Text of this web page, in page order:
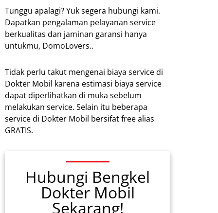
Tunggu apalagi? Yuk segera hubungi kami.
Dapatkan pengalaman pelayanan service
berkualitas dan jaminan garansi hanya
untukmu, DomoLovers..
Tidak perlu takut mengenai biaya service di
Dokter Mobil karena estimasi biaya service
dapat diperlihatkan di muka sebelum
melakukan service. Selain itu beberapa
service di Dokter Mobil bersifat free alias
GRATIS.
Hubungi Bengkel
Dokter Mobil
Sekarang!